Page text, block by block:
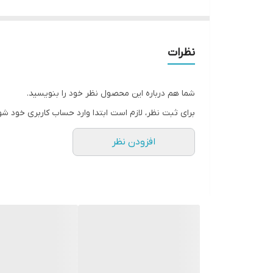
نظرات
شما هم درباره این محصول نظر خود را بنویسید.
برای ثبت نظر، لازم است ابتدا وارد حساب کاربری خود
افزودن نظر